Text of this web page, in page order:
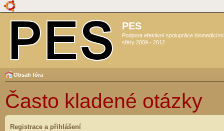
PES
Podpora efektivní spolupráce
sféry 2009 - 2012
Obsah fóra
Často kladené otázky
Registrace a přihlášení